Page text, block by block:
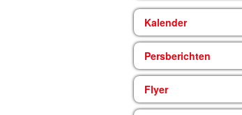
Kalender
Persberichten
Flyer